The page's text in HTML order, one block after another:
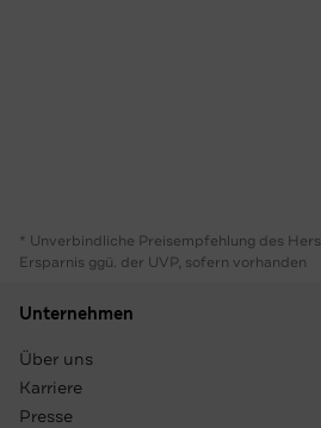
* Unverbindliche Preisempfehlung des
Ersparnis ggü. der UVP, sofern vorhanden
Unternehmen
Über uns
Karriere
Presse